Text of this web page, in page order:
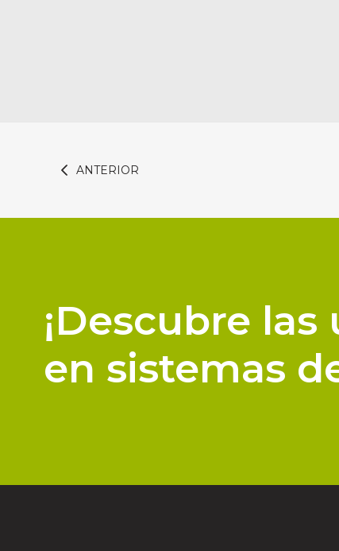
ANTERIOR
¡Descubre
en sistemas